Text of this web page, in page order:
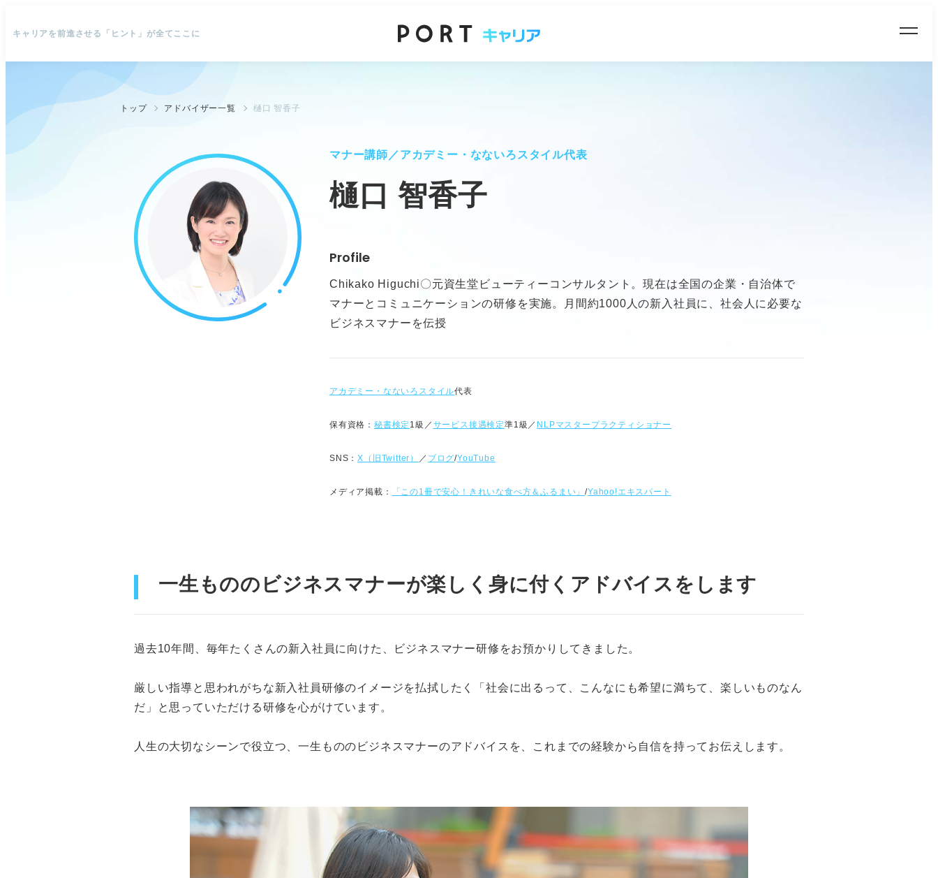
キャリアを前進させる「ヒント」が全てここに
トップ アドバイザー一覧 樋口 智香子
マナー講師／アカデミー・なないろスタイル代表
樋口 智香子
Profile
Chikako Higuchi〇元資生堂ビューティーコンサルタント。現在は全国の企業・自治体で
マナーとコミュニケーションの研修を実施。月間約1000人の新入社員に、社会人に必要な
ビジネスマナーを伝授
アカデミー・なないろスタイル代表
保有資格： 秘書検定 1級／ サービス接遇検定準1級／ NLPマスタープラクティショナー
SNS：X（旧Twitter） ／ ブログ/YouTube
メディア掲載： 「この1冊で安心！きれいな食べ方＆ふるまい」/Yahoo!エキスパート
一生もののビジネスマナーが楽しく身に付くアドバイスをします
過去10年間、毎年たくさんの新入社員に向けた、ビジネスマナー研修をお預かりしてきました。
厳しい指導と思われがちな新入社員研修のイメージを払拭したく「社会に出るって、こんなにも希望に満ちて、楽しいものなん
だ」と思っていただける研修を心がけています。
人生の大切なシーンで役立つ、一生もののビジネスマナーのアドバイスを、これまでの経験から自信を持ってお伝えします。